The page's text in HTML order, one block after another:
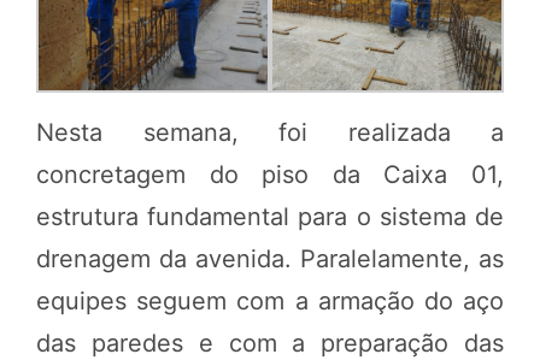
Nesta semana, foi realizada a
concretagem do piso da Caixa 01,
estrutura fundamental para o sistema de
drenagem da avenida. Paralelamente, as
equipes seguem com a armação do aço
das paredes e com a preparação das